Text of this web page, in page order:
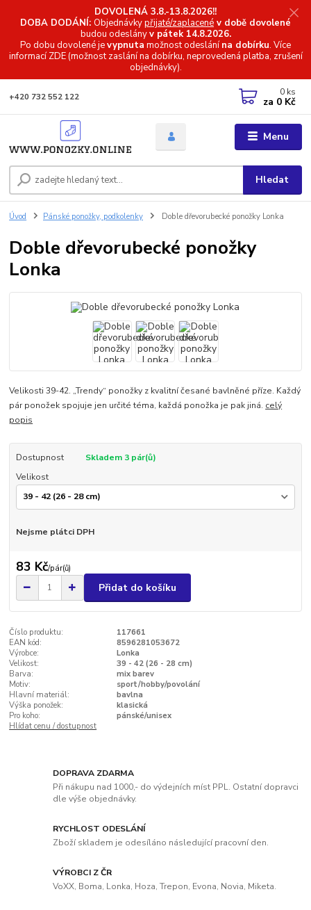
DOVOLENÁ 3.8.-13.8.2026!!
DOBA DODÁNÍ: Objednávkypřijaté/zaplacené v době dovolené
budou odeslányv pátek 14.8.2026.
Po dobu dovolené jevypnuta možnost odeslánína dobírku. Více
informacíZDE (možnost zaslání na dobírku, neprovedená platba, zrušení
objednávky).
Menu
Hledat
+420 732 552 122 0 ks
za 0 Kč
Úvod Pánské ponožky, podkolenky Doble dřevorubecké ponožky Lonka
Doble dřevorubecké ponožky
Lonka
Velikosti 39-42. „Trendy“ ponožky z kvalitní česané bavlněné příze. Každý
pár ponožek spojuje jen určité téma, každá ponožka je pak jiná. celý
popis
Dostupnost
Skladem 3 pár(ů)
Velikost
Nejsme plátci DPH
83 Kč/pár(ů)
Přidat do košíku
Číslo produktu:
117661
EAN kód:
8596281053672
Výrobce:
Lonka
Velikost:
39 - 42 (26 - 28 cm)
Barva:
mix barev
Motiv:
sport/hobby/povolání
Hlavní materiál:
bavlna
Výška ponožek:
klasická
Pro koho:
pánské/unisex
Hlídat cenu / dostupnost
DOPRAVA ZDARMA
Při nákupu nad 1000,- do výdejních míst PPL. Ostatní dopravci
dle výše objednávky.
RYCHLOST ODESLÁNÍ
Zboží skladem je odesíláno následující pracovní den.
VÝROBCI Z ČR
VoXX, Boma, Lonka, Hoza, Trepon, Evona, Novia, Miketa.